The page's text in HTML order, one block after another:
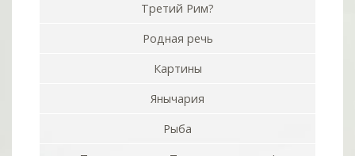
Третий Рим?
Родная речь
Картины
Янычария
Рыба